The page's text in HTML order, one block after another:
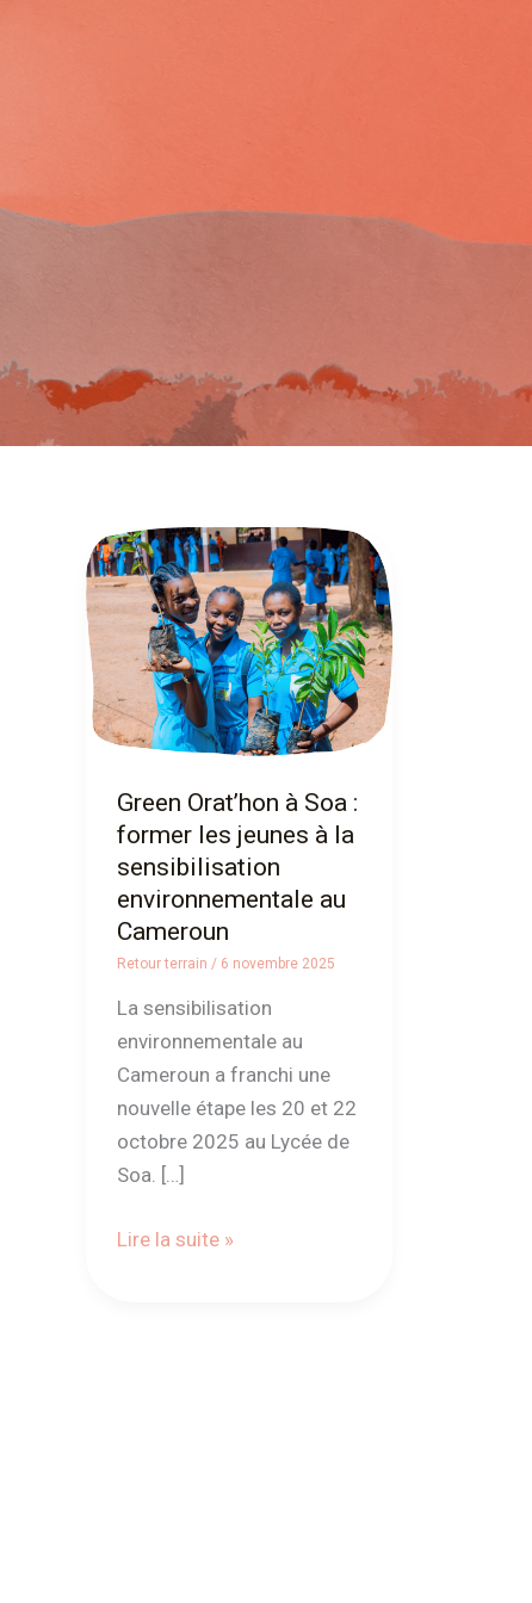
Green Orat’hon à Soa :
former les jeunes à la
sensibilisation
environnementale au
Cameroun
Retour terrain / 6 novembre 2025
La sensibilisation
environnementale au
Cameroun a franchi une
nouvelle étape les 20 et 22
octobre 2025 au Lycée de
Soa. […]
Green
Orat’hon
à
Soa
former
les
à
la
sensibilisation
environnementale
au
Lire la suite »